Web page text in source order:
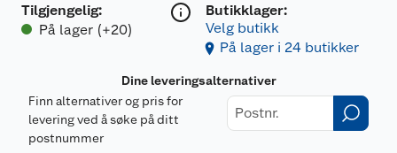
Tilgjengelig:
På lager (+20)
Butikklager:
Velg butikk
På lager i 24 butikker
Dine leveringsalternativer
Finn alternativer og pris for
levering ved å søke på ditt
postnummer